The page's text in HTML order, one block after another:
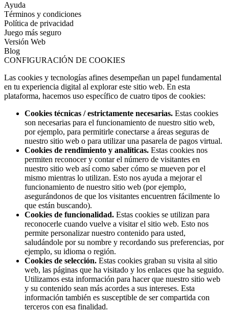
Ayuda
Términos y condiciones
Política de privacidad
Juego más seguro
Versión Web
Blog
CONFIGURACIÓN DE COOKIES
Las cookies y tecnologías afines desempeñan un papel fundamental
en tu experiencia digital al explorar este sitio web. En esta
plataforma, hacemos uso específico de cuatro tipos de cookies:
Cookies técnicas / estrictamente necesarias. Estas cookies
son necesarias para el funcionamiento de nuestro sitio web,
por ejemplo, para permitirle conectarse a áreas seguras de
nuestro sitio web o para utilizar una pasarela de pagos virtual.
Cookies de rendimiento y analíticas. Estas cookies nos
permiten reconocer y contar el número de visitantes en
nuestro sitio web así como saber cómo se mueven por el
mismo mientras lo utilizan. Esto nos ayuda a mejorar el
funcionamiento de nuestro sitio web (por ejemplo,
asegurándonos de que los visitantes encuentren fácilmente lo
que están buscando).
Cookies de funcionalidad. Estas cookies se utilizan para
reconocerle cuando vuelve a visitar el sitio web. Esto nos
permite personalizar nuestro contenido para usted,
saludándole por su nombre y recordando sus preferencias, por
ejemplo, su idioma o región.
Cookies de selección. Estas cookies graban su visita al sitio
web, las páginas que ha visitado y los enlaces que ha seguido.
Utilizamos esta información para hacer que nuestro sitio web
y su contenido sean más acordes a sus intereses. Esta
información también es susceptible de ser compartida con
terceros con esa finalidad.